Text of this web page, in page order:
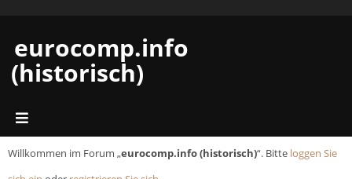
eurocomp.info
(historisch)
Willkommen im Forum „eurocomp.info (historisch)“. Bitte loggen Sie